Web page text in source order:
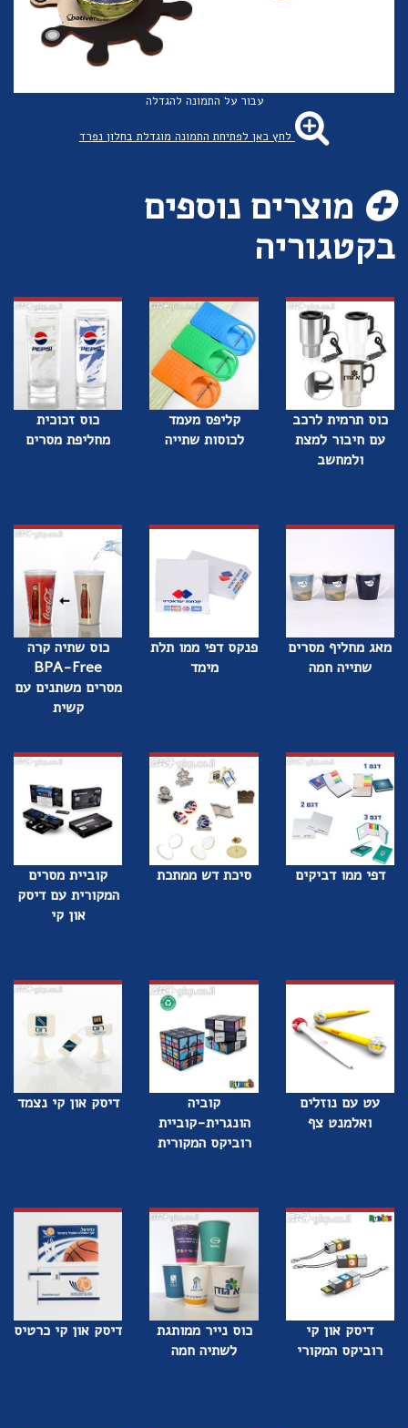
עבור על התמונה להגדלה
לחץ כאן לפתיחת התמונה מוגדלת בחלון נפרד
מוצרים נוספים
בקטגוריה
כוס תרמית לרכב
עם חיבור למצת
ולמחשב
קליפס מעמד
לכוסות שתייה
כוס זכוכית
מחליפת מסרים
מאג מחליף מסרים
שתייה חמה
פנקס דפי ממו תלת
מימד
כוס שתיה קרה
BPA-Free
מסרים משתנים עם
קשית
דפי ממו דביקים סיכת דש ממתכת
קוביית מסרים
המקורית עם דיסק
און קי
עט עם נוזלים
ואלמנט צף
קוביה
הונגרית-קוביית
רוביקס המקורית
דיסק און קי נצמד
דיסק און קי
רוביקס המקורי
כוס נייר ממותגת
לשתיה חמה
דיסק און קי כרטיס